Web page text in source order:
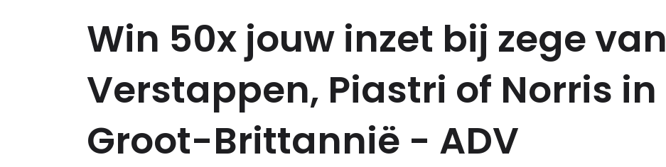
Win 50x jouw inzet bij zege van
Verstappen, Piastri of Norris in
Groot-Brittannië - ADV